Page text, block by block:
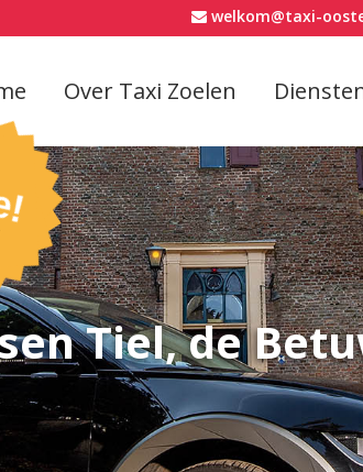
welkom@taxi-
Over Taxi Zoelen
Tiel, de